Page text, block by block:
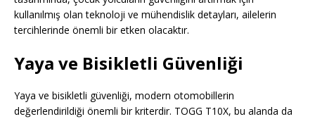
kullanılmış olan teknoloji ve mühendislik detayları, ailelerin
tercihlerinde önemli bir etken olacaktır.
Yaya ve Bisikletli Güvenliği
Yaya ve bisikletli güvenliği, modern otomobillerin
değerlendirildiği önemli bir kriterdir. TOGG T10X, bu alanda da